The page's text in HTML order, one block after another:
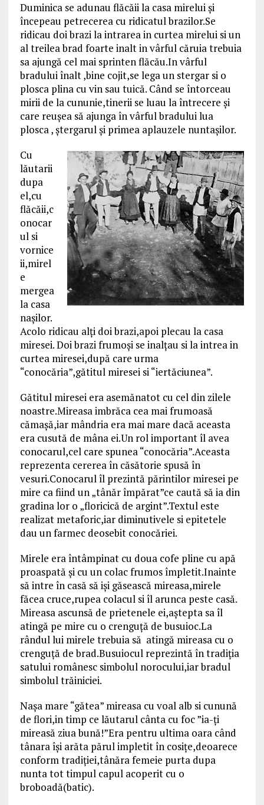
Duminica se adunau flăcăii la casa mirelui şi
începeau petrecerea cu ridicatul brazilor.Se
ridicau doi brazi la intrarea in curtea mirelui si un
al treilea brad foarte inalt in vârful căruia trebuia
sa ajungă cel mai sprinten flăcău.In vârful
bradului înalt ,bine cojit,se lega un stergar si o
plosca plina cu vin sau tuică. Când se întorceau
mirii de la cununie,tinerii se luau la întrecere şi
care reuşea să ajunga în vârful bradului lua
plosca , ştergarul şi primea aplauzele nuntaşilor.
Cu
lăutarii
dupa
el,cu
flăcăii,c
onocar
ul si
vornice
ii,mirel
e
mergea
la casa
naşilor.
Acolo ridicau alţi doi brazi,apoi plecau la casa
miresei. Doi brazi frumoşi se inalţau si la intrea in
curtea miresei,după care urma
“conocăria”,gătitul miresei si “iertăciunea”.
Gătitul miresei era asemănatot cu cel din zilele
noastre.Mireasa imbrăca cea mai frumoasă
cămaşă,iar mândria era mai mare dacă aceasta
era cusută de mâna ei.Un rol important îl avea
conocarul,cel care spunea “conocăria”.Aceasta
reprezenta cererea în căsătorie spusă în
vesuri.Conocarul îl prezintă părintilor miresei pe
mire ca fiind un „tânăr împărat”ce caută să ia din
gradina lor o „floricică de argint”.Textul este
realizat metaforic,iar diminutivele si epitetele
dau un farmec deosebit conocăriei.
Mirele era întâmpinat cu doua cofe pline cu apă
proaspată şi cu un colac frumos împletit.Inainte
să intre în casă să işi găsească mireasa,mirele
făcea cruce,rupea colacul si îl arunca peste casă.
Mireasa ascunsă de prietenele ei,aştepta sa îl
atingă pe mire cu o crenguţă de busuioc.La
rândul lui mirele trebuia să atingă mireasa cu o
crenguţă de brad.Busuiocul reprezintă în tradiţia
satului românesc simbolul norocului,iar bradul
simbolul trăiniciei.
Naşa mare “gătea” mireasa cu voal alb si cunună
de flori,in timp ce lăutarul cânta cu foc ”ia-ţi
mireasă ziua bună!”Era pentru ultima oara când
tânara îşi arăta părul impletit în cosiţe,deoarece
conform tradiţiei,tânăra femeie purta dupa
nunta tot timpul capul acoperit cu o
broboadă(batic).